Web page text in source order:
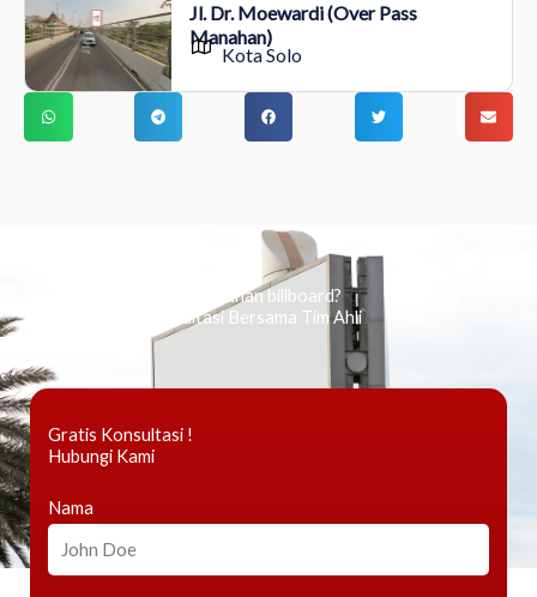
Jl. Dr. Moewardi (Over Pass
Manahan)
Kota Solo
Ingin tahu tentang periklanan billboard?
Kami Berikan Konsultasi Bersama Tim Ahli
Gratis Konsultasi !
Hubungi Kami
Nama